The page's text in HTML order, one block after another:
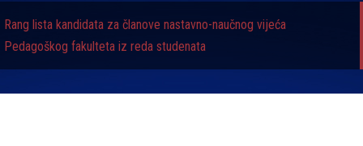
Rang lista kandidata za članove nastavno-naučnog vijeća
Pedagoškog fakulteta iz reda studenata